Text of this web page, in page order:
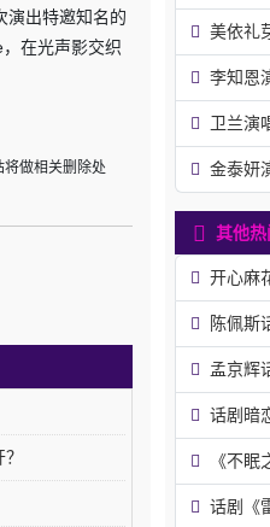
演出特邀知名的
在光声影交织
做相关删除处
美依礼
李知恩
卫兰演
金泰妍
其他热
开心麻
陈佩斯
孟京辉
话剧暗
《不
话剧《